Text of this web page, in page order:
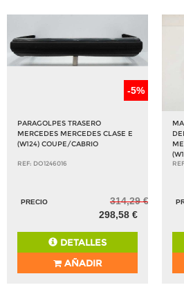
-5%
PARAGOLPES TRASERO
MERCEDES MERCEDES CLASE E
(W124) COUPE/CABRIO
REF: DO1246016
PRECIO
314,29 €
298,58 €
DETALLES
AÑADIR